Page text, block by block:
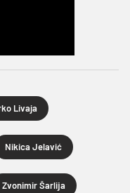
Livaja
Nikica Jelavić
Zvonimir Šarlija